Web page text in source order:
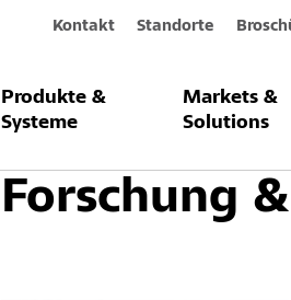
Kontakt Standorte
Produkte &
Systeme
Markets &
Solutions
Unternehmen / Über uns F + E
Forschung